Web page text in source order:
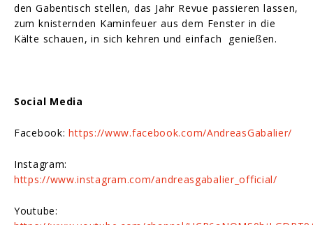
den Gabentisch stellen, das Jahr Revue passieren lassen,
zum knisternden Kaminfeuer aus dem Fenster in die
Kälte schauen, in sich kehren und einfach genießen.
Social Media
Facebook:https://www.facebook.com/AndreasGabalier/
Instagram:
https://www.instagram.com/andreasgabalier_official/
Youtube: